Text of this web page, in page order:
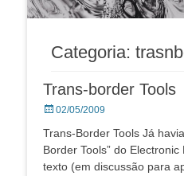
Categoria:
Trans-border Tools
Posted
02/05/2009
Trans-Border Tools Já
Border Tools” do
texto (em discussão para